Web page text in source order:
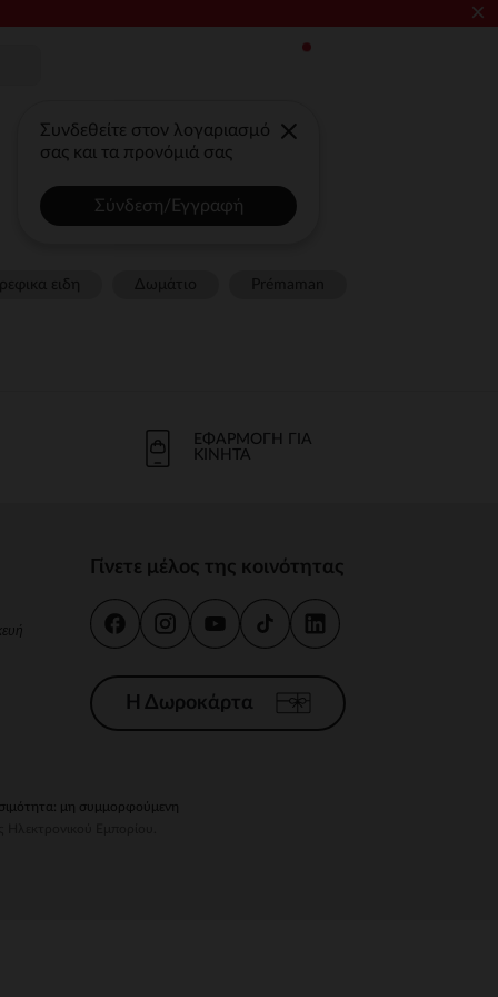
σας
να διαχειριστείτε τις ρυθμίσεις απορρήτου,
×
Συνδεθείτε στον λογαριασμό
σας και τα προνόμιά σας
Σύνδεση/Εγγραφή
ΕΦΑΡΜΟΓΉ ΓΙΑ
ΚΙΝΗΤΆ
Γίνετε μέλος της κοινότητας
Η Δωροκάρτα
μη συμμορφούμενη